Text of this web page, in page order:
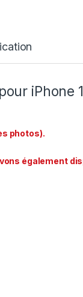
iPhone
photos).
également